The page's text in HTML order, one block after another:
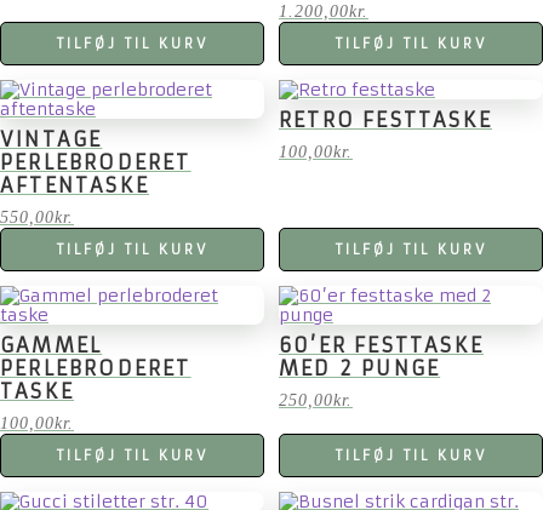
pris
var:
300,00kr..
pris
225,00kr..
TILFØJ TIL KURV
1.200,00kr.
TILFØJ TIL KURV
VINTAGE
PERLEBRODERET
AFTENTASKE
550,00kr.
TILFØJ TIL KURV
RETRO FESTTASKE
100,00kr.
TILFØJ TIL KURV
GAMMEL
PERLEBRODERET
TASKE
100,00kr.
TILFØJ TIL KURV
60’ER FESTTASKE
MED 2 PUNGE
250,00kr.
TILFØJ TIL KURV